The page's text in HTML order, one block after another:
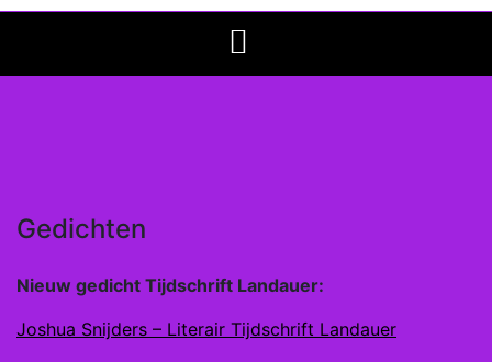
Gedichten
Nieuw gedicht Tijdschrift Landauer:
Joshua Snijders – Literair Tijdschrift Landauer